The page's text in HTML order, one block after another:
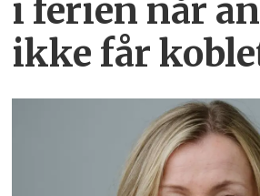
i ferien når
ikke får